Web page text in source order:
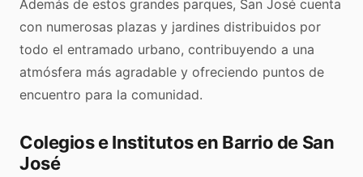
Además de estos grandes parques, San José cuenta
con numerosas plazas y jardines distribuidos por
todo el entramado urbano, contribuyendo a una
atmósfera más agradable y ofreciendo puntos de
encuentro para la comunidad.
Colegios e Institutos en Barrio de San
José